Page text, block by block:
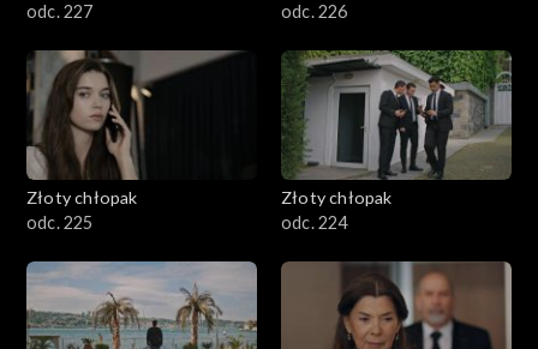
odc. 227
odc. 226
Złoty chłopak
odc. 225
Złoty chłopak
odc. 224